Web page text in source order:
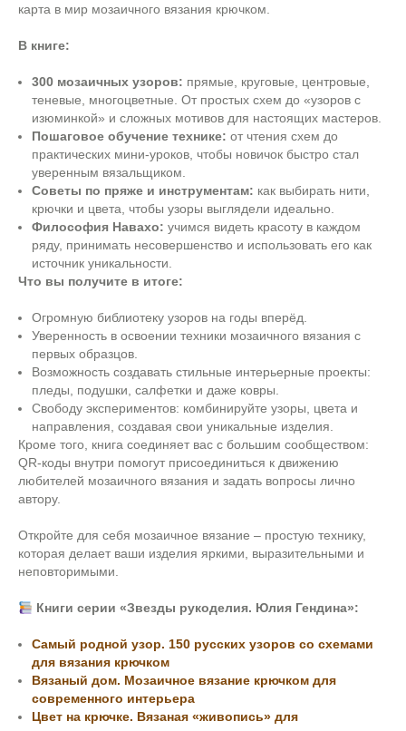
карта в мир мозаичного вязания крючком.
В книге:
300 мозаичных узоров: прямые, круговые, центровые,
теневые, многоцветные. От простых схем до «узоров с
изюминкой» и сложных мотивов для настоящих мастеров.
Пошаговое обучение технике: от чтения схем до
практических мини-уроков, чтобы новичок быстро стал
уверенным вязальщиком.
Советы по пряже и инструментам: как выбирать нити,
крючки и цвета, чтобы узоры выглядели идеально.
Философия Навахо: учимся видеть красоту в каждом
ряду, принимать несовершенство и использовать его как
источник уникальности.
Что вы получите в итоге:
Огромную библиотеку узоров на годы вперёд.
Уверенность в освоении техники мозаичного вязания с
первых образцов.
Возможность создавать стильные интерьерные проекты:
пледы, подушки, салфетки и даже ковры.
Свободу экспериментов: комбинируйте узоры, цвета и
направления, создавая свои уникальные изделия.
Кроме того, книга соединяет вас с большим сообществом:
QR-коды внутри помогут присоединиться к движению
любителей мозаичного вязания и задать вопросы лично
автору.
Откройте для себя мозаичное вязание – простую технику,
которая делает ваши изделия яркими, выразительными и
неповторимыми.
Книги серии «Звезды рукоделия. Юлия Гендина»:
Самый родной узор. 150 русских узоров со схемами
для вязания крючком
Вязаный дом. Мозаичное вязание крючком для
современного интерьера
Цвет на крючке. Вязаная «живопись» для